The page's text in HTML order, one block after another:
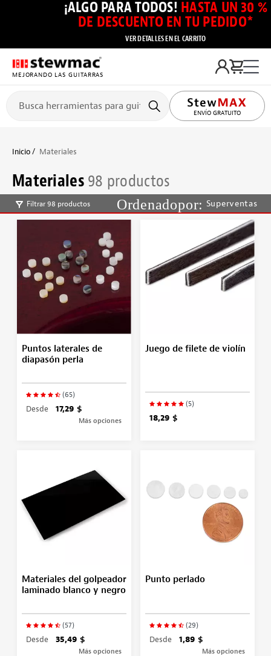
¡ALGO PARA TODOS! HASTA UN 30 %
DE DESCUENTO EN TU PEDIDO*
VER DETALLES EN EL CARRITO
MEJORANDO LAS GUITARRAS
ENVÍO GRATUITO
Inicio Materiales
Materiales98 productos
Filtrar 98 productos Superventas
Puntos laterales de
diapasón perla
(65)
Desde 17,29 $
Más opciones
Juego de filete de violín
(5)
18,29 $
Materiales del golpeador
laminado blanco y negro
(57)
Desde 35,49 $
Más opciones
Punto perlado
(29)
Desde 1,89 $
Más opciones